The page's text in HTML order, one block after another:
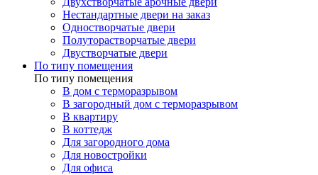
Нестандартные двери на заказ
Одностворчатые двери
Полуторастворчатые двери
Двустворчатые двери
По типу помещения
По типу помещения
В дом с терморазрывом
В загородный дом с терморазрывом
В квартиру
В коттедж
Для загородного дома
Для новостройки
Для офиса